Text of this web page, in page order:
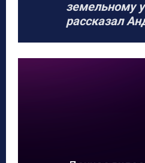
земельному
рассказал